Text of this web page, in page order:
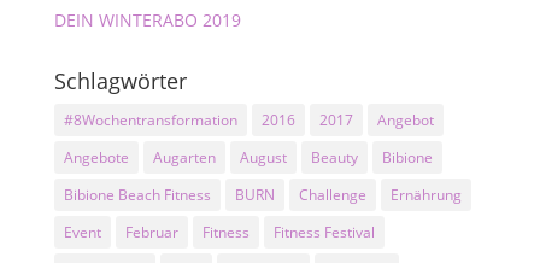
DEIN WINTERABO 2019
Schlagwörter
#8Wochentransformation 2016 2017
Angebot
Angebote
Augarten August Beauty
Bibione
Bibione Beach Fitness
BURN Challenge
Ernährung
Event
Februar Fitness
Fitness Festival